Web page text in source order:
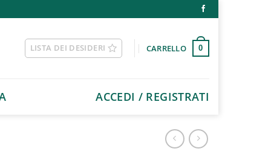
LISTA DEI DESIDERI CARRELLO 0
ACCEDI / REGISTRATI